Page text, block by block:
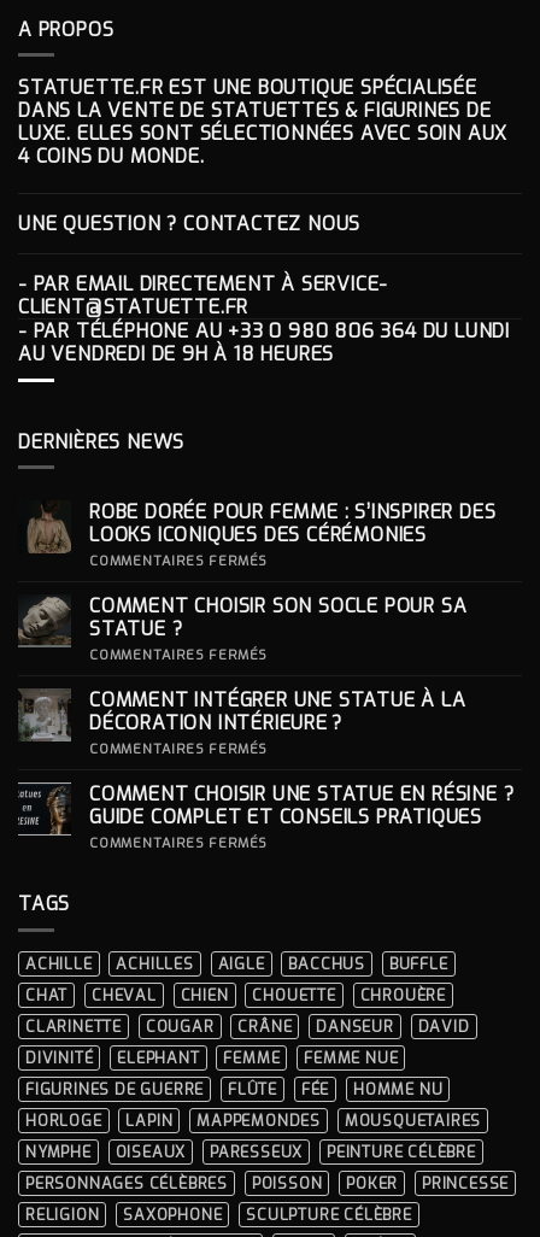
A PROPOS
STATUETTE.FR EST UNE BOUTIQUE SPÉCIALISÉE
DANS LA VENTE DE STATUETTES & FIGURINES DE
LUXE. ELLES SONT SÉLECTIONNÉES AVEC SOIN AUX
4 COINS DU MONDE.
UNE QUESTION ? CONTACTEZ NOUS
- PAR EMAIL DIRECTEMENT À SERVICE-
CLIENT@STATUETTE.FR
- PAR TÉLÉPHONE AU +33 0 980 806 364DU LUNDI
AU VENDREDI DE 9H À 18 HEURES
DERNIÈRES NEWS
ROBE DORÉE POUR FEMME : S’INSPIRER DES
LOOKS ICONIQUES DES CÉRÉMONIES
COMMENTAIRES FERMÉS
POUR
ICONIQUES
DES
CÉRÉMONIES
COMMENT CHOISIR SON SOCLE POUR SA
STATUE ?
COMMENTAIRES FERMÉS
SON
SOCLE
POUR
COMMENT INTÉGRER UNE STATUE À LA
DÉCORATION INTÉRIEURE ?
COMMENTAIRES FERMÉS
UNE
STATUE
À
COMMENT CHOISIR UNE STATUE EN RÉSINE ?
GUIDE COMPLET ET CONSEILS PRATIQUES
COMMENTAIRES FERMÉS
?
GUIDE
COMPLET
ET
CONSEILS
PRATIQUES
TAGS
ACHILLE ACHILLES AIGLE BACCHUS
BUFFLE
CHAT
CHEVAL CHIEN CHOUETTE
CHROUÈRE
CLARINETTE
COUGAR CRÂNE DANSEUR
DAVID
DIVINITÉ
ELEPHANT FEMME
FEMME NUE
FIGURINES DE GUERRE
FLÛTE FÉE
HOMME NU
HORLOGE
LAPIN MAPPEMONDES
MOUSQUETAIRES
NYMPHE
OISEAUX PARESSEUX
PEINTURE CÉLÈBRE
PERSONNAGES CÉLÈBRES
POISSON POKER
PRINCESSE
RELIGION
SAXOPHONE
SCULPTURE CÉLÈBRE